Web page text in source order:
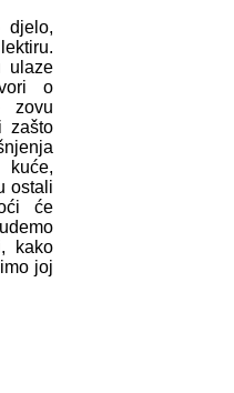
djelo,
ulaze
o
zovu
zašto
kuće,
ostali
će
kako
joj